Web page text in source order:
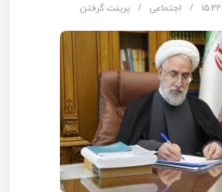
/ اجتماعی / پرینت گرفتن